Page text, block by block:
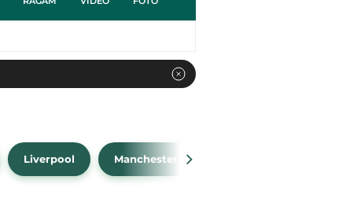
Liverpool Manchester City